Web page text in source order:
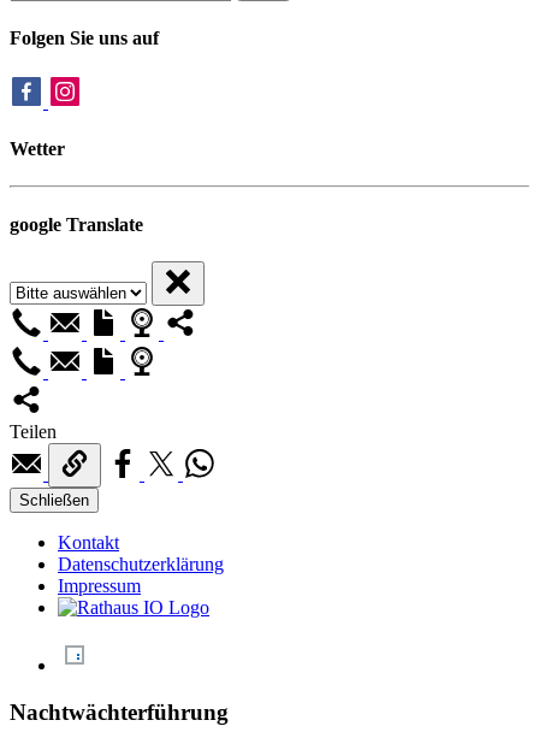
Folgen Sie uns auf
Wetter
google Translate
Teilen
Schließen
Kontakt
Datenschutzerklärung
Impressum
Nachtwächterführung